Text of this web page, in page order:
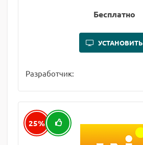
Бесплатно
УСТАНОВИТЬ
Разработчик:
25%